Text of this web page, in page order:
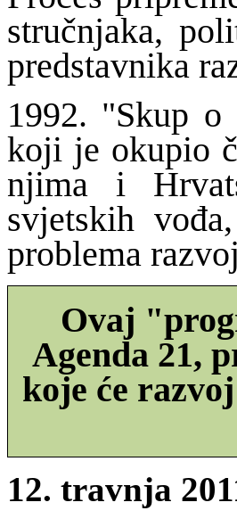
stručnjaka,
predstavnika
1992. "Skup o
koji je okupio
njima i
svjetskih
problema
Ovaj
Agenda 21,
koje će
12. travnja